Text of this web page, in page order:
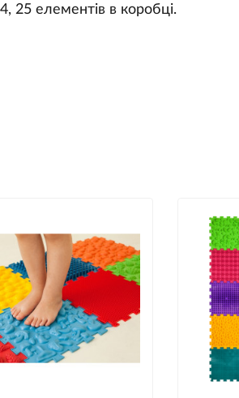
25 елементів в коробці.